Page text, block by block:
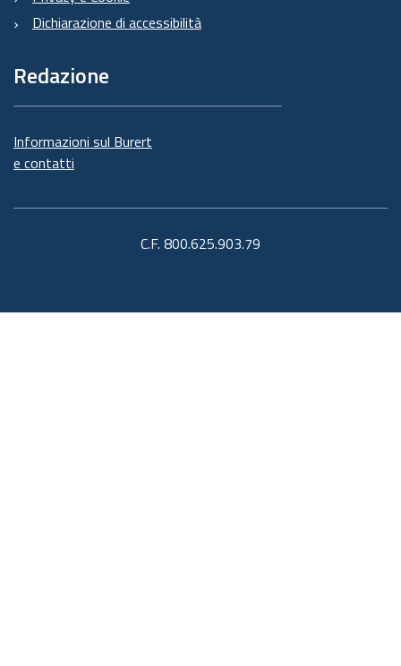
Dichiarazione di accessibilità
Redazione
Informazioni sul Burert
e contatti
C.F. 800.625.903.79